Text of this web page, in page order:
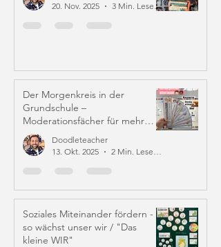
20. Nov. 2025
3 Min. Lesezeit
Der Morgenkreis in der
Grundschule –
Moderationsfächer für mehr
Struktur und Mitverantwortung
Doodleteacher
13. Okt. 2025
2 Min. Lesezeit
Soziales Miteinander fördern -
so wächst unser wir / "Das
kleine WIR"